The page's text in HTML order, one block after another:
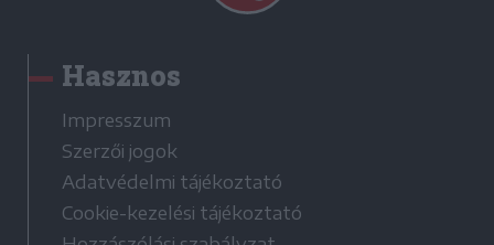
Hasznos
Impresszum
Szerzői jogok
Adatvédelmi tájékoztató
Cookie-kezelési tájékoztató